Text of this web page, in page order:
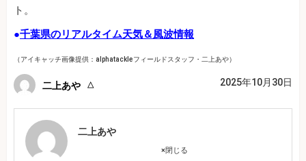
ト。
●千葉県のリアルタイム天気＆風波情報
（アイキャッチ画像提供：alphatackleフィールドスタッフ・二上あや）
二上あや 2025年10月30日
二上あや
×閉じる